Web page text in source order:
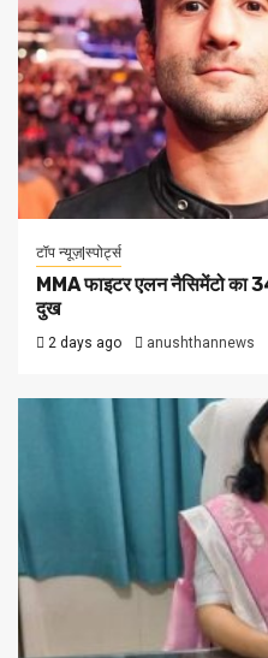
टॉप न्यूज़|स्पोर्ट्स
MMA फाइटर एलन नैसिमेंटो का
दुख
2 days ago anushthannews